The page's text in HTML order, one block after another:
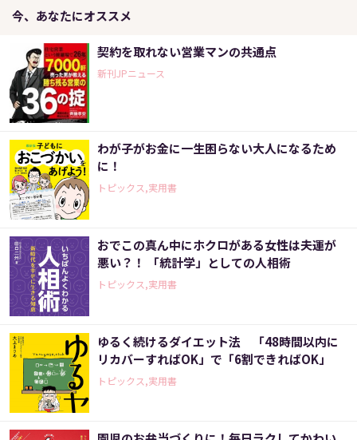
今、あなたにオススメ
契約を取れない営業マンの共通点
新刊JPニュース
わが子がお金に一生困らない大人になるため
に！
トピックス,実用書
おでこの真ん中にホクロがある女性は夫運が
悪い？！ 「統計学」としての人相術
トピックス,実用書
ゆるく続けるダイエット法 「48時間以内に
リカバーすればOK」で「6割できればOK」
トピックス,実用書